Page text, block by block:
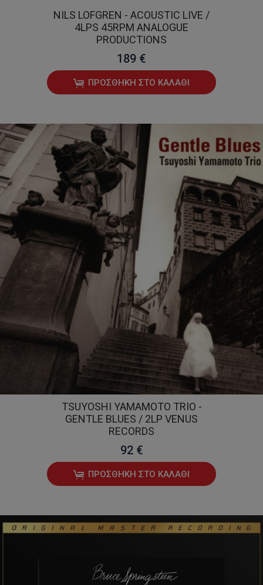
NILS LOFGREN - ACOUSTIC LIVE /
4LPS 45RPM ANALOGUE
PRODUCTIONS
189 €
ΠΡΟΣΘΉΚΗ ΣΤΟ ΚΑΛΆΘΙ
TSUYOSHI YAMAMOTO TRIO -
GENTLE BLUES / 2LP VENUS
RECORDS
92 €
ΠΡΟΣΘΉΚΗ ΣΤΟ ΚΑΛΆΘΙ